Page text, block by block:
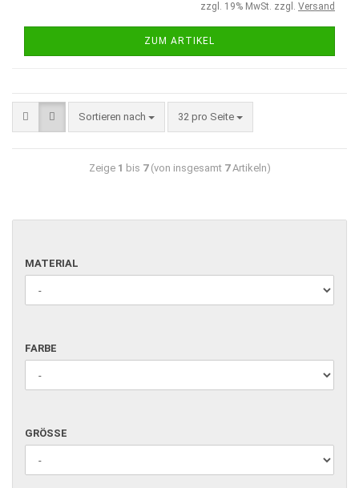
zzgl. 19% MwSt. zzgl. Versand
ZUM ARTIKEL
Sortieren nach 32 pro Seite
Zeige 1 bis 7(von insgesamt 7Artikeln)
MATERIAL
FARBE
GRÖSSE